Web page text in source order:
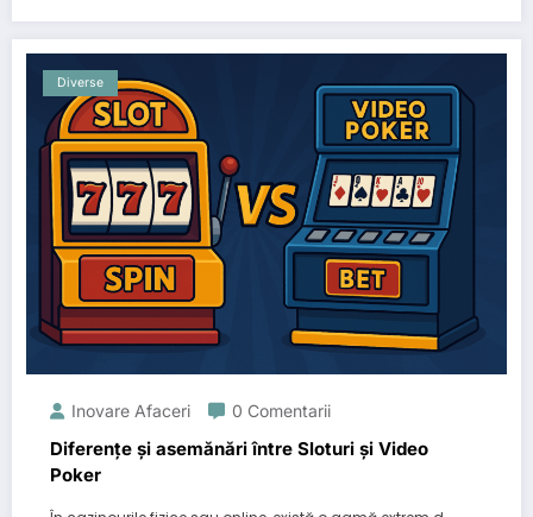
Diverse
Inovare Afaceri 0 Comentarii
Diferențe și asemănări între Sloturi și Video
Poker